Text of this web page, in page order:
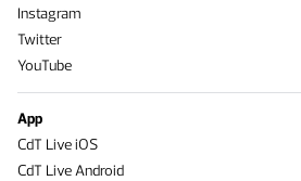
Instagram
Twitter
YouTube
App
CdT Live iOS
CdT Live Android